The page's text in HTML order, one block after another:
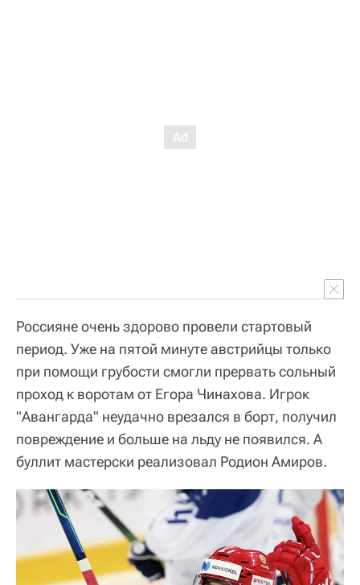
Россияне очень здорово провели стартовый
период. Уже на пятой минуте австрийцы только
при помощи грубости смогли прервать сольный
проход к воротам от Егора Чинахова. Игрок
"Авангарда" неудачно врезался в борт, получил
повреждение и больше на льду не появился. А
буллит мастерски реализовал Родион Амиров.